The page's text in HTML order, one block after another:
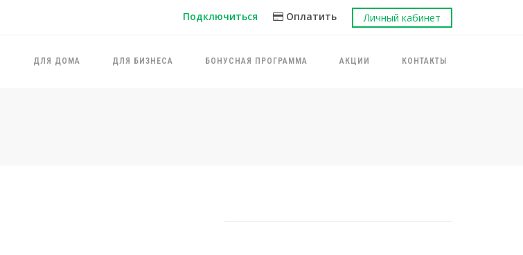
Подключиться Оплатить Личный кабинет
ДЛЯ ДОМА ДЛЯ БИЗНЕСА БОНУСНАЯ ПРОГРАММА АКЦИИ КОНТАКТЫ